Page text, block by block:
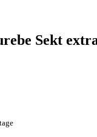
Sekt